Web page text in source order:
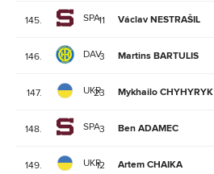
145. SPA11 Václav NESTRAŠIL
146. DAV3 Martins BARTULIS
147. UKR
23 Mykhailo CHYHYRYK
148. SPA3 Ben ADAMEC
149. UKR12 Artem CHAIKA